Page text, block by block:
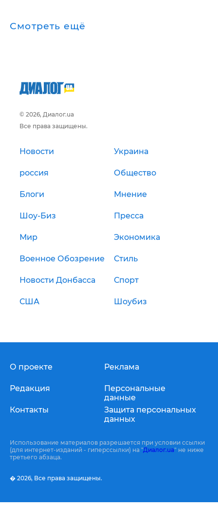
Смотреть ещё
© 2026, Диалог.ua
Все права защищены.
Новости Украина
россия Общество
Блоги Мнение
Шоу-Биз Пресса
Мир Экономика
Военное Обозрение Стиль
Новости Донбасса Спорт
США Шоубиз
О проекте
Редакция
Контакты
Реклама
Персональные
данные
Защита персональных
данных
Использование материалов разрешается при условии ссылки
(для интернет-изданий - гиперссылки) на "Диалог.ua" не ниже
третьего абзаца.
� 2026, Все права защищены.